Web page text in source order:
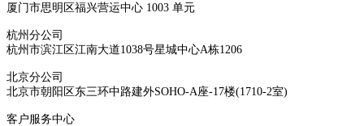
厦门市思明区福兴营运中心 1003 单元
杭州分公司
杭州市滨江区江南大道1038号星城中心A栋1206
北京分公司
北京市朝阳区东三环中路建外SOHO-A座-17楼(1710-2室)
客户服务中心